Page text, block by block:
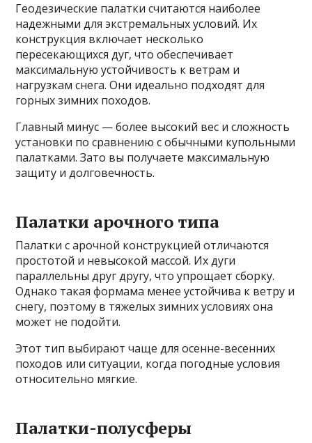
Геодезические палатки считаются наиболее
надежными для экстремальных условий. Их
конструкция включает несколько
пересекающихся дуг, что обеспечивает
максимальную устойчивость к ветрам и
нагрузкам снега. Они идеально подходят для
горных зимних походов.
Главный минус — более высокий вес и сложность
установки по сравнению с обычными купольными
палатками. Зато вы получаете максимальную
защиту и долговечность.
Палатки арочного типа
Палатки с арочной конструкцией отличаются
простотой и невысокой массой. Их дуги
параллельны друг другу, что упрощает сборку.
Однако такая формама менее устойчива к ветру и
снегу, поэтому в тяжелых зимних условиях она
может не подойти.
Этот тип выбирают чаще для осенне-весенних
походов или ситуации, когда погодные условия
относительно мягкие.
Палатки-полусферы